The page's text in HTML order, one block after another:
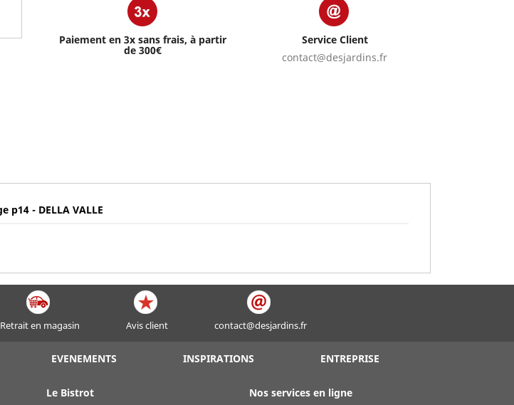
Paiement en 3x sans frais, à partir
de 300€
Service Client
contact@desjardins.fr
p14 - DELLA VALLE
Retrait en magasin Avis client contact@desjardins.fr
EVENEMENTS INSPIRATIONS ENTREPRISE
Le Bistrot
Nos services en ligne